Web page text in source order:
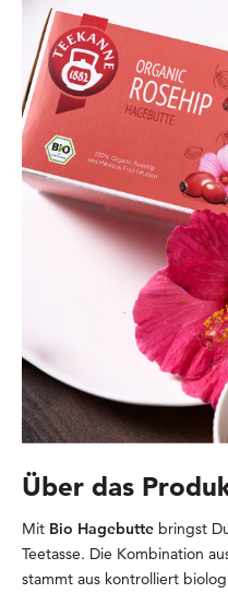
Über das
Mit Bio Hagebutte bringst
Teetasse. Die Kombination
stammt aus kontrolliert